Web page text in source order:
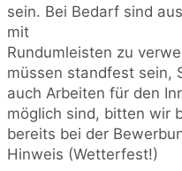
sein. Bei Bedarf sind
mit
Rundumleisten zu
müssen standfest sein,
auch Arbeiten für den
möglich sind, bitten wir
bereits bei der
Hinweis (Wetterfest!)